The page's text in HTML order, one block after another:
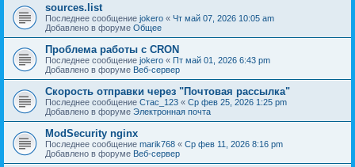
sources.list
Последнее сообщение jokero « Чт май 07, 2026 10:05 am
Добавлено в форуме Общее
Проблема работы с CRON
Последнее сообщение jokero « Пт май 01, 2026 6:43 pm
Добавлено в форуме Веб-сервер
Скорость отправки через "Почтовая рассылка"
Последнее сообщение Стас_123 « Ср фев 25, 2026 1:25 pm
Добавлено в форуме Электронная почта
ModSecurity nginx
Последнее сообщение marik768 « Ср фев 11, 2026 8:16 pm
Добавлено в форуме Веб-сервер